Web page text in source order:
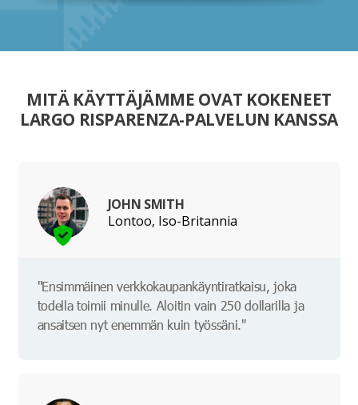
MITÄ KÄYTTÄJÄMME OVAT KOKENEET
LARGO RISPARENZA-PALVELUN KANSSA
JOHN SMITH
Lontoo, Iso-Britannia
"Ensimmäinen verkkokaupankäyntiratkaisu, joka
todella toimii minulle. Aloitin vain 250 dollarilla ja
ansaitsen nyt enemmän kuin työssäni."